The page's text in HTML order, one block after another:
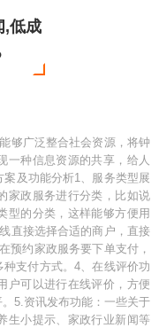
,低成
够广泛整合社会资源，将钟
一种信息资源的共享，给人
及功能分析1、服务类型展
家政服务进行分类，比如说
型的分类，这样能够方便用
直接选择合适的商户，直接
预约家政服务要下单支付，
支付方式。4、在线评价功
户可以进行在线评价，方便
5.资讯发布功能：一些关于
生小提示、家政行业新闻等